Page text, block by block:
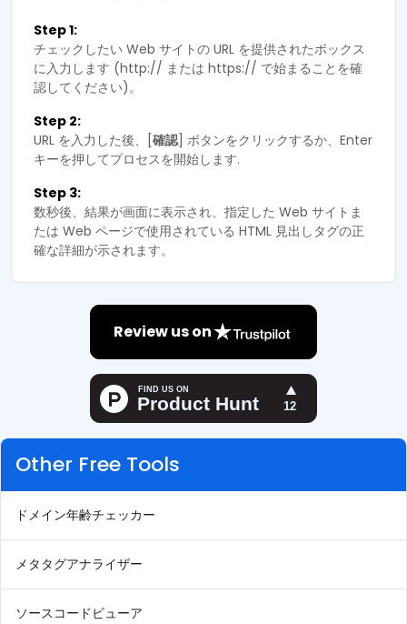
Step 1:
チェックしたい Web サイトの URL を提供されたボックス
に入力します (http:// または https:// で始まることを確
認してください)。
Step 2:
URL を入力した後、[確認] ボタンをクリックするか、Enter
キーを押してプロセスを開始します.
Step 3:
数秒後、結果が画面に表示され、指定した Web サイトま
たは Web ページで使用されている HTML 見出しタグの正
確な詳細が示されます。
Review us on
Other Free Tools
ドメイン年齢チェッカー
メタタグアナライザー
ソースコードビューア